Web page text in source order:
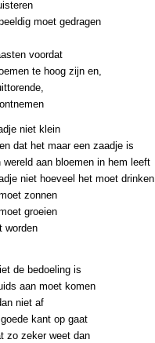
moet gedragen
voordat
te hoog zijn en,
niet klein
dat het maar een zaadje is
wereld aan bloemen in hem leeft
niet hoeveel het moet drinken
zonnen
groeien
worden
de bedoeling is
aan moet komen
niet af
kant op gaat
zo zeker weet dan